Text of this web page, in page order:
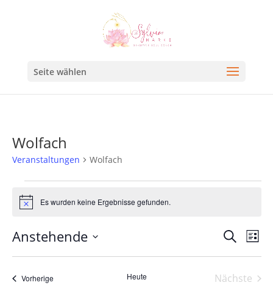
Seite wählen
Wolfach
Veranstaltungen Wolfach
HinweisEs wurden keine Ergebnisse gefunden.
Suche
und
SucheListe
Anstehende
Datum
wählen.
VorherigeVeranstaltungen Heute
Nächste